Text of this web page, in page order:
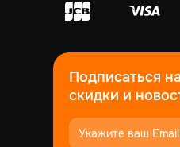
Подписаться
скидки и